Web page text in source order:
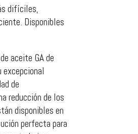
difíciles,
Disponibles
aceite GA de
de
reducción de los
disponibles en
perfecta para